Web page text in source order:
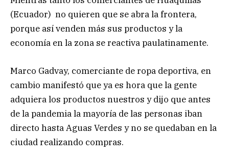
(Ecuador) no quieren que se abra la frontera,
porque así venden más sus productos y la
economía en la zona se reactiva paulatinamente.
Marco Gadvay, comerciante de ropa deportiva, en
cambio manifestó que ya es hora que la gente
adquiera los productos nuestros y dijo que antes
de la pandemia la mayoría de las personas iban
directo hasta Aguas Verdes y no se quedaban en la
ciudad realizando compras.